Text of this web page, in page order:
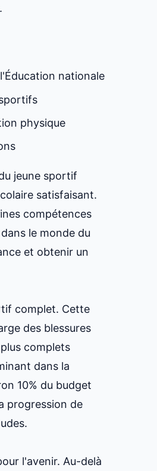
nationale
physique
jeune sportif
satisfaisant.
compétences
le monde du
et obtenir un
complet. Cette
des blessures
complets
dans la
10% du budget
progression de
.
l'avenir. Au-delà